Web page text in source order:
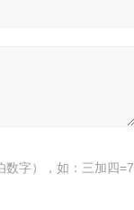
数字），如：三加四=7